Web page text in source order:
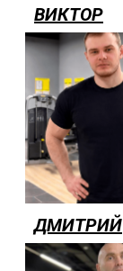
ВИКТОР
ДМИТРИЙ